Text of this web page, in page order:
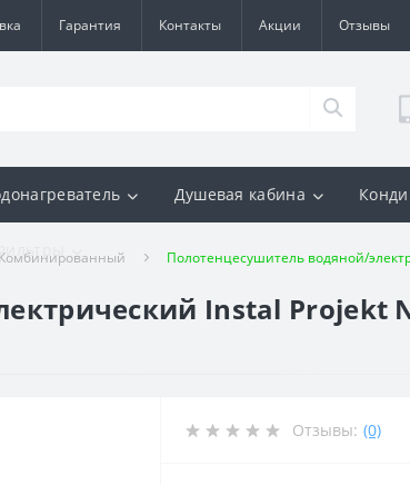
Гарантия Контакты Акции Отзывы
Душевая кабина
Фильтры
Комбинированный Полотенцесушитель водяной/
Instal Projekt
Отзывы: (0)